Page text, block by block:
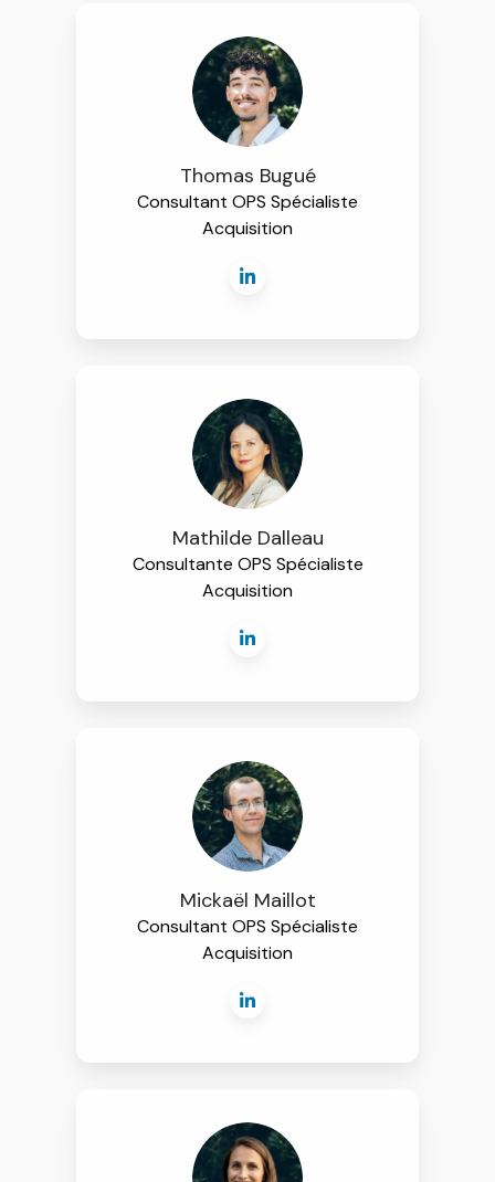
Thomas Bugué
Consultant OPS Spécialiste
Acquisition
Mathilde Dalleau
Consultante OPS Spécialiste
Acquisition
Mickaël Maillot
Consultant OPS Spécialiste
Acquisition